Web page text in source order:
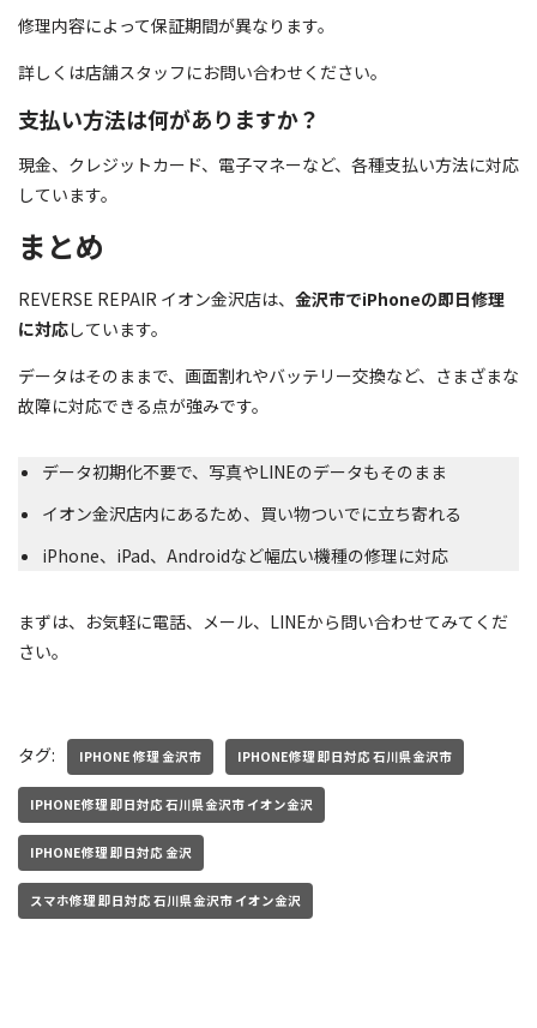
修理内容によって保証期間が異なります。
詳しくは店舗スタッフにお問い合わせください。
支払い方法は何がありますか？
現金、クレジットカード、電子マネーなど、各種支払い方法に対応
しています。
まとめ
REVERSE REPAIR イオン金沢店は、 金沢市でiPhoneの即日修理
に対応しています。
データはそのままで、画面割れやバッテリー交換など、さまざまな
故障に対応できる点が強みです。
データ初期化不要で、写真やLINEのデータもそのまま
イオン金沢店内にあるため、買い物ついでに立ち寄れる
iPhone、iPad、Androidなど幅広い機種の修理に対応
まずは、お気軽に電話、メール、LINEから問い合わせてみてくだ
さい。
タグ: IPHONE 修理 金沢市 IPHONE修理 即日対応 石川県金沢市
IPHONE修理 即日対応 石川県金沢市 イオン金沢
IPHONE修理 即日対応 金沢
スマホ修理 即日対応 石川県金沢市 イオン金沢